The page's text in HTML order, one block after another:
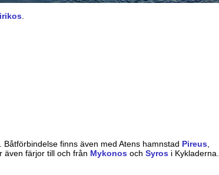
. Båtförbindelse finns även med Atens hamnstad Pireus,
även färjor till och från Mykonos och Syros i Kykladerna.